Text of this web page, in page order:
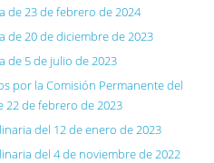
de 23 de febrero de 2024
de 20 de diciembre de 2023
de 5 de julio de 2023
por la Comisión Permanente del
22 de febrero de 2023
del 12 de enero de 2023
del 4 de noviembre de 2022